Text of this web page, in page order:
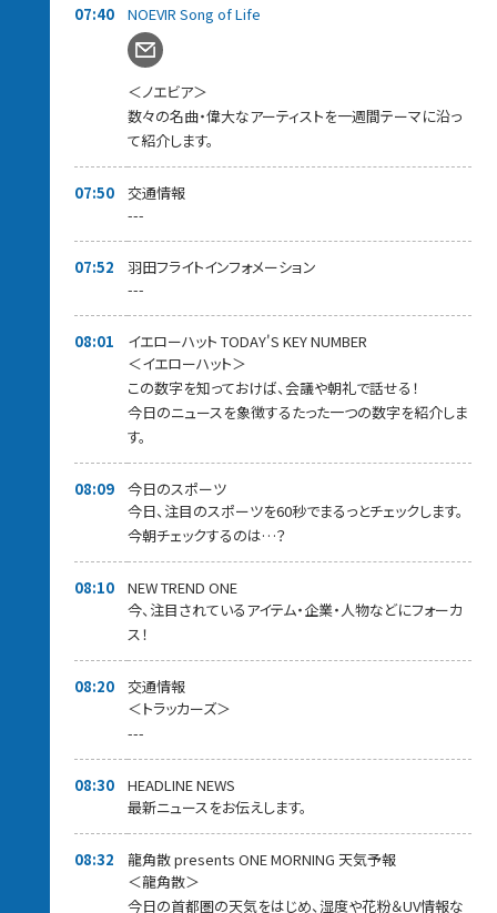
07:40 NOEVIR Song of Life
＜ノエビア＞
数々の名曲・偉大なアーティストを一週間テーマに沿っ
て紹介します。
07:50
交通情報
---
07:52
羽田フライトインフォメーション
---
08:01
イエローハット TODAY'S KEY NUMBER
＜イエローハット＞
この数字を知っておけば、会議や朝礼で話せる！
今日のニュースを象徴するたった一つの数字を紹介しま
す。
08:09
今日のスポーツ
今日、注目のスポーツを60秒でまるっとチェックします。
今朝チェックするのは…？
08:10
NEW TREND ONE
今、注目されているアイテム・企業・人物などにフォーカ
ス！
08:20
交通情報
＜トラッカーズ＞
---
08:30
HEADLINE NEWS
最新ニュースをお伝えします。
08:32
龍角散 presents ONE MORNING 天気予報
＜龍角散＞
今日の首都圏の天気をはじめ、湿度や花粉＆UV情報な